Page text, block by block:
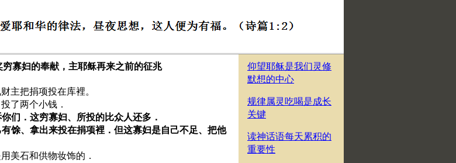
寡妇的奉献，主耶稣再来之前的征兆
主把捐项投在库裡。
了两个小钱．
们．这穷寡妇、所投的比众人还多．
馀、拿出来投在捐项裡．但这寡妇是自己不足、把他
美石和供物妆饰的．
仰望耶稣是我们灵修
默想的中心
规律属灵吃喝是成长
关键
读神话语每天累积的
重要性